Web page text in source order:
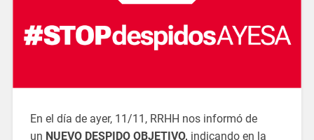
En el día de ayer, 11/11, RRHH nos informó de
un NUEVO DESPIDO OBJETIVO, indicando en la